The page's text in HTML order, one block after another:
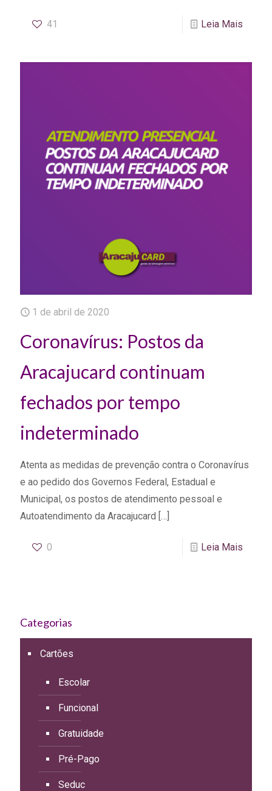
41 Leia Mais
1 de abril de 2020
Coronavírus: Postos da
Aracajucard continuam
fechados por tempo
indeterminado
Atenta as medidas de prevenção contra o Coronavírus
e ao pedido dos Governos Federal, Estadual e
Municipal, os postos de atendimento pessoal e
Autoatendimento da Aracajucard […]
0 Leia Mais
Categorias
Cartões
Escolar
Funcional
Gratuidade
Pré-Pago
Seduc